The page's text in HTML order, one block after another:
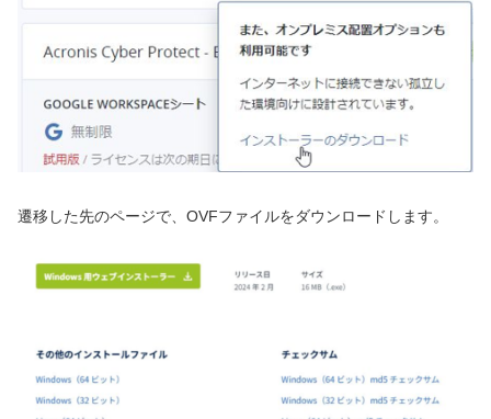
遷移した先のページで、OVFファイルをダウンロードします。